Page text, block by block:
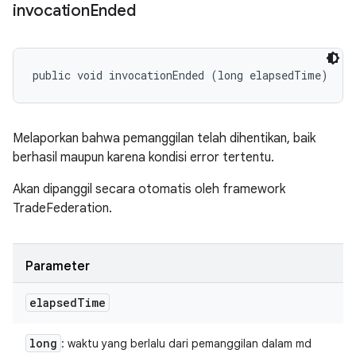
invocationEnded
public void invocationEnded (long elapsedTime)
Melaporkan bahwa pemanggilan telah dihentikan, baik
berhasil maupun karena kondisi error tertentu.
Akan dipanggil secara otomatis oleh framework
TradeFederation.
Parameter
elapsedTime
long : waktu yang berlalu dari pemanggilan dalam md